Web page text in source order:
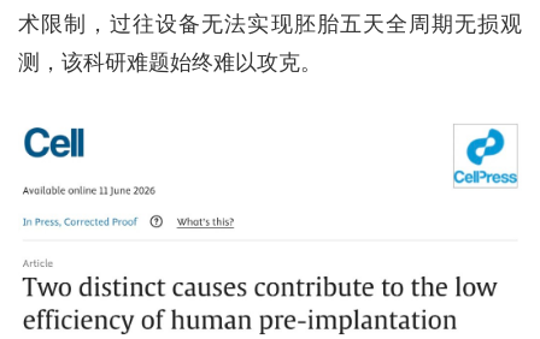
术限制，过往设备无法实现胚胎五天全周期无损观
测，该科研难题始终难以攻克。